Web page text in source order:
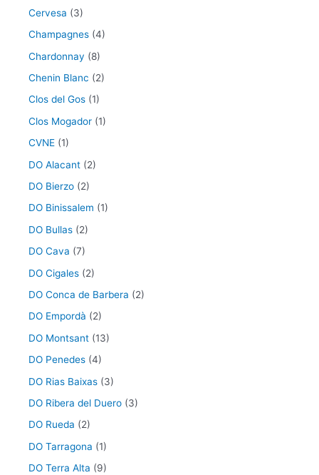
Cervesa (3)
Champagnes (4)
Chardonnay (8)
Chenin Blanc (2)
Clos del Gos (1)
Clos Mogador (1)
CVNE (1)
DO Alacant (2)
DO Bierzo (2)
DO Binissalem (1)
DO Bullas (2)
DO Cava (7)
DO Cigales (2)
DO Conca de Barbera (2)
DO Empordà (2)
DO Montsant (13)
DO Penedes (4)
DO Rias Baixas (3)
DO Ribera del Duero (3)
DO Rueda (2)
DO Tarragona (1)
DO Terra Alta (9)